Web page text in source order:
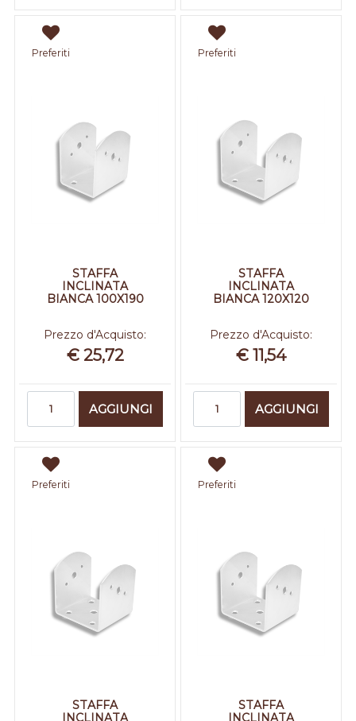
Preferiti
STAFFA
INCLINATA
BIANCA 100X190
Prezzo d'Acquisto:
€ 25,72
AGGIUNGI
Preferiti
STAFFA
INCLINATA
BIANCA 120X120
Prezzo d'Acquisto:
€ 11,54
AGGIUNGI
Preferiti
STAFFA
INCLINATA
Preferiti
STAFFA
INCLINATA